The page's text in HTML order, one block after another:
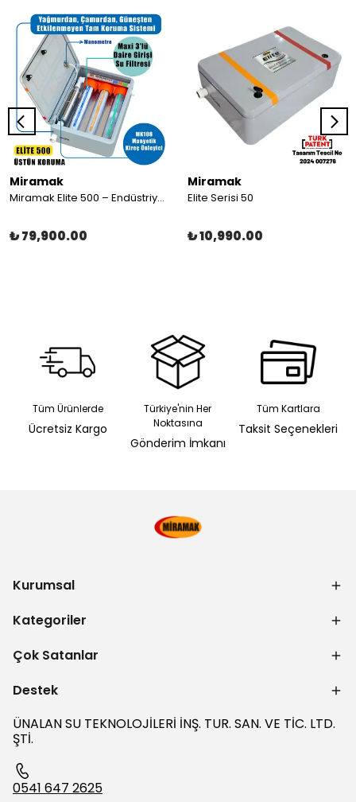
Miramak
Miramak Elite 500 – Endüstriyel Su ve Kireç Koruma Sistemi 1"inç
₺ 79,900.00
Miramak
Elite Serisi 50
₺ 10,990.00
Tüm Ürünlerde
Ücretsiz Kargo
Türkiye'nin Her
Noktasına
Gönderim İmkanı
Tüm Kartlara
Taksit Seçenekleri
Kurumsal
Kategoriler
Çok Satanlar
Destek
ÜNALAN SU TEKNOLOJİLERİ İNŞ. TUR. SAN. VE TİC. LTD.
ŞTİ.
0541 647 2625